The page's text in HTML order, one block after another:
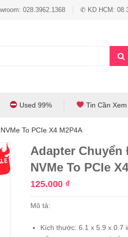
028.3962.1368 ✆ KD HCM:
Used 99% Tin Cần Xem
To PCIe X4 M2P4A
Adapter Chuyển
NVMe To PCIe
125.000 ₫
Mô tả:
Kích thước: 6.1 x 5.9 x 0.7